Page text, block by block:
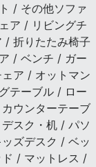
/ その他ソファ
ア / リビングチ
/ 折りたたみ椅子
/ ベンチ / ガー
ア / オットマン
テーブル / ロー
ウンターテーブ
スク・机 / パソ
ズデスク / ベッ
ド / マットレス /